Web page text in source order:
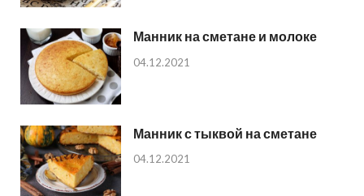
Манник на сметане и молоке
04.12.2021
Манник с тыквой на сметане
04.12.2021